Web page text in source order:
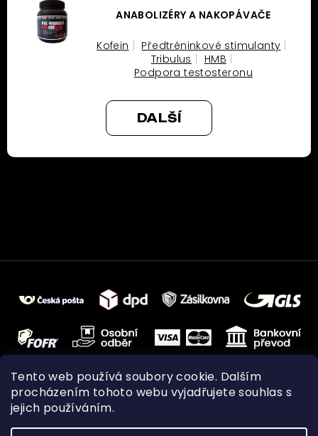
Tento web používá soubory cookie. Dalším
procházením tohoto webu vyjadřujete souhlas s
jejich používáním.
ANABOLIZÉRY A NAKOPÁVAČE
Kofein
Předtréninkové stimulanty
Tribulus
HMB
Podpora testosteronu
DALŠÍ